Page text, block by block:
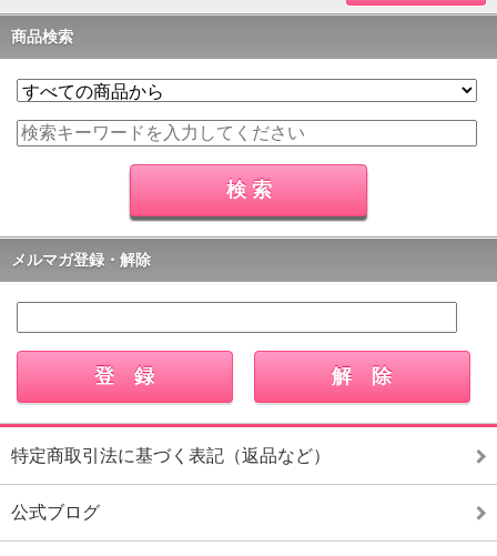
商品検索
メルマガ登録・解除
特定商取引法に基づく表記（返品など）
公式ブログ